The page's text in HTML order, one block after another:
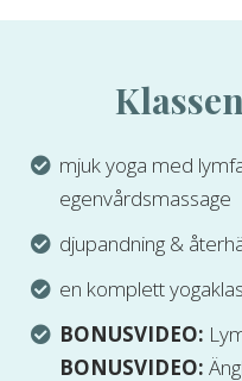
mjuk yoga med
egenvårdsmassage
djupandning &
en komplett
BONUSVIDEO:
BONUSVIDEO: